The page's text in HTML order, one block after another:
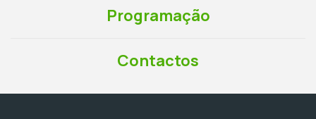
Programação
Contactos